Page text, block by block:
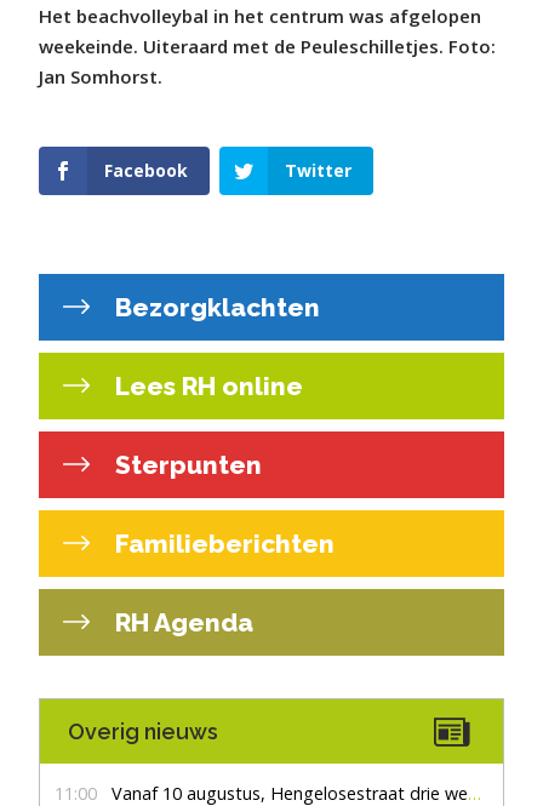
Het beachvolleybal in het centrum was afgelopen
weekeinde. Uiteraard met de Peuleschilletjes. Foto:
Jan Somhorst.
Facebook Twitter
Bezorgklachten
Lees RH online
Sterpunten
Familieberichten
RH Agenda
Overig nieuws
11:00 Vanaf 10 augustus, Hengelosestraat drie weken dicht voor doorgaand verkeer